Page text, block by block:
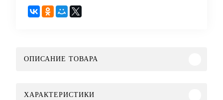
ОПИСАНИЕ ТОВАРА
ХАРАКТЕРИСТИКИ